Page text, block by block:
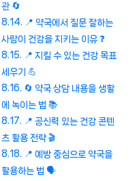
관 🔄
📍 약국에서 질문 잘하는
사람이 건강을 지키는 이유 ❓
📍 지킬 수 있는 건강 목표
세우기 💪
🔄 약국 상담 내용을 생활
에 녹이는 법 📚
📍 공신력 있는 건강 콘텐
츠 활용 전략 🎬
📍 예방 중심으로 약국을
활용하는 법 🗣️